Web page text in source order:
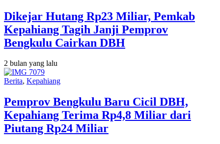
Dikejar Hutang Rp23 Miliar, Pemkab
Kepahiang Tagih Janji Pemprov
Bengkulu Cairkan DBH
2 bulan yang lalu
Berita, Kepahiang
Pemprov Bengkulu Baru Cicil DBH,
Kepahiang Terima Rp4,8 Miliar dari
Piutang Rp24 Miliar